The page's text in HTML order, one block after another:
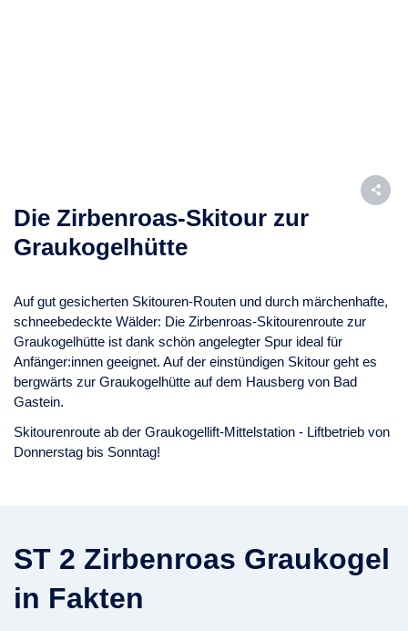
Die Zirbenroas-Skitour zur
Graukogelhütte
Auf gut gesicherten Skitouren-Routen und durch märchenhafte,
schneebedeckte Wälder: Die Zirbenroas-Skitourenroute zur
Graukogelhütte ist dank schön angelegter Spur ideal für
Anfänger:innen geeignet. Auf der einstündigen Skitour geht es
bergwärts zur Graukogelhütte auf dem Hausberg von Bad
Gastein.
Skitourenroute ab der Graukogellift-Mittelstation - Liftbetrieb von
Donnerstag bis Sonntag!
ST 2 Zirbenroas Graukogel
in Fakten